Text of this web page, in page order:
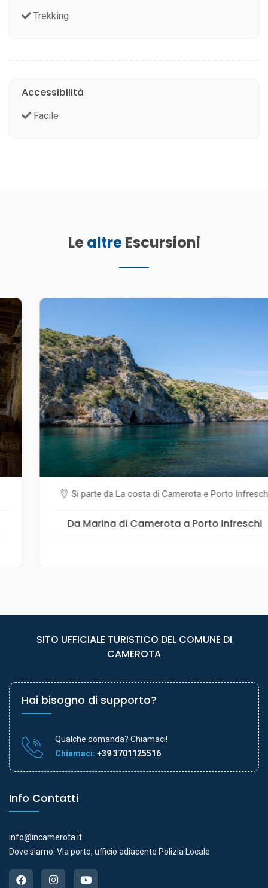
Trekking
Accessibilità
Facile
LealtreEscursioni
Si parte da La costa di Camerota e Porto Infreschi
Da Marina di Camerota a Porto Infreschi
SITO UFFICIALE TURISTICO DEL COMUNE DI
CAMEROTA
Hai bisogno di supporto?
Qualche domanda? Chiamaci!
Chiamaci: +39 3701125516
Info Contatti
info@incamerota.it
Dove siamo: Via porto, ufficio adiacente Polizia Locale